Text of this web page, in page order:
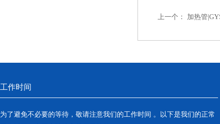
上一个： 加热管
工作时间
为了避免不必要的等待，敬请注意我们的工作时间 。以下是我们的正常